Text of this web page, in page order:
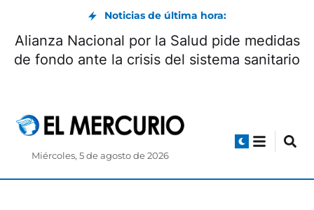
Noticias de última hora:
Alianza Nacional por la Salud pide medidas
de fondo ante la crisis del sistema sanitario
Miércoles, 5 de agosto de 2026